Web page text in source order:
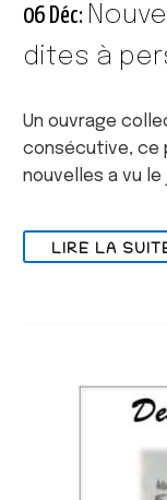
06 Déc:
dites à
Un ouvrage
consécutive, ce
nouvelles a vu
LIRE LA